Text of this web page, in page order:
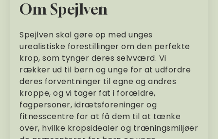
Om Spejlven
Spejlven skal gøre op med unges
urealistiske forestillinger om den perfekte
krop, som tynger deres selvværd. Vi
rækker ud til børn og unge for at udfordre
deres forventninger til egne og andres
kroppe, og vi tager fat i forældre,
fagpersoner, idrætsforeninger og
fitnesscentre for at få dem til at tænke
over, hvilke kropsidealer og træningsmiljøer